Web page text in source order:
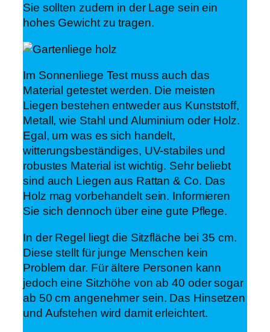
Sie sollten zudem in der Lage sein ein
hohes Gewicht zu tragen.
Im Sonnenliege Test muss auch das
Material getestet werden. Die meisten
Liegen bestehen entweder aus Kunststoff,
Metall, wie Stahl und Aluminium oder Holz.
Egal, um was es sich handelt,
witterungsbeständiges, UV-stabiles und
robustes Material ist wichtig. Sehr beliebt
sind auch Liegen aus Rattan & Co. Das
Holz mag vorbehandelt sein. Informieren
Sie sich dennoch über eine gute Pflege.
In der Regel liegt die Sitzfläche bei 35 cm.
Diese stellt für junge Menschen kein
Problem dar. Für ältere Personen kann
jedoch eine Sitzhöhe von ab 40 oder sogar
ab 50 cm angenehmer sein. Das Hinsetzen
und Aufstehen wird damit erleichtert.